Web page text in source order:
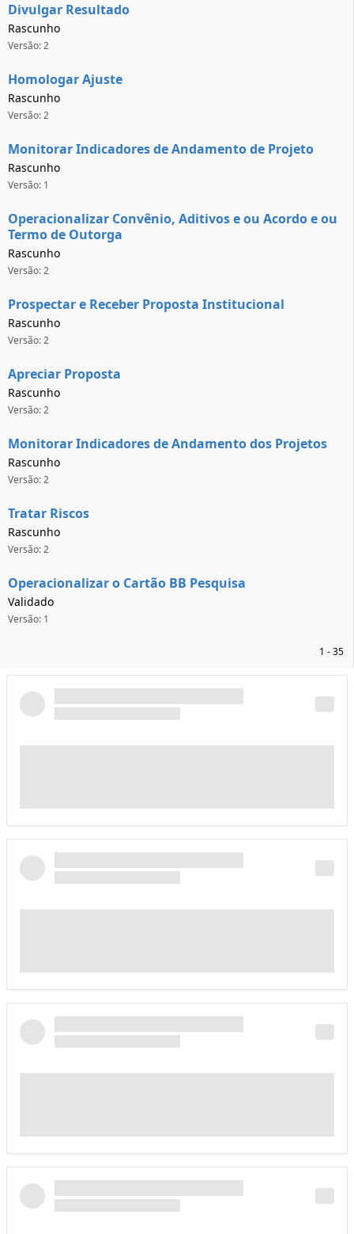
Divulgar Resultado
Rascunho
Versão: 2
Homologar Ajuste
Rascunho
Versão: 2
Monitorar Indicadores de Andamento de Projeto
Rascunho
Versão: 1
Operacionalizar Convênio, Aditivos e ou Acordo e ou
Termo de Outorga
Rascunho
Versão: 2
Prospectar e Receber Proposta Institucional
Rascunho
Versão: 2
Apreciar Proposta
Rascunho
Versão: 2
Monitorar Indicadores de Andamento dos Projetos
Rascunho
Versão: 2
Tratar Riscos
Rascunho
Versão: 2
Operacionalizar o Cartão BB Pesquisa
Validado
Versão: 1
1 - 35